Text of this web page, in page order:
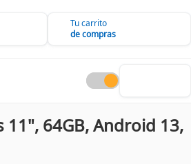
Tu carrito
de compras
11", 64GB, Android 13,